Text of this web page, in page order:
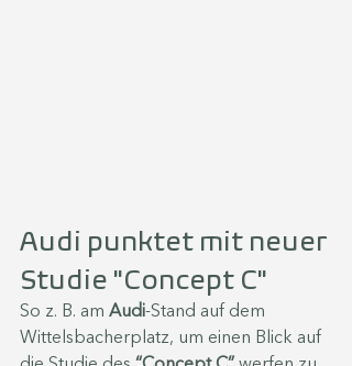
Audi punktet mit neuer
Studie "Concept C"
So z. B. am Audi-Stand auf dem
Wittelsbacherplatz, um einen Blick auf